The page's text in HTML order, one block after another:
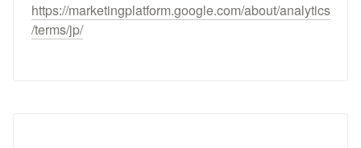
https://marketingplatform.google.com/about/analytics
/terms/jp/